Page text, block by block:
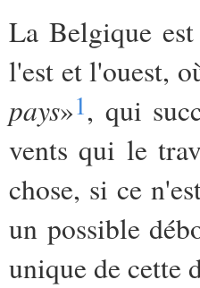
La Belgique
l'est et l'ouest,
pays»1, qui
vents qui le
chose, si ce
un possible
unique de cette